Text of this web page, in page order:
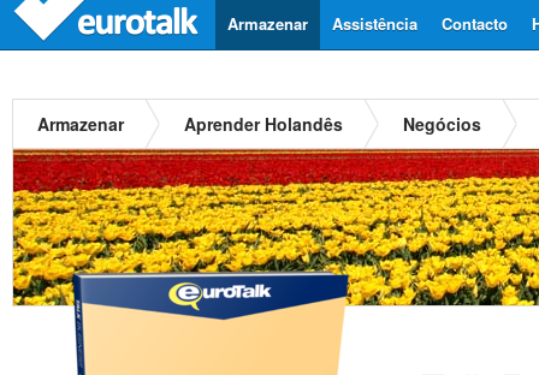
Contacto
Assistência
Armazenar
Armazenar Aprender Holandês Negócios